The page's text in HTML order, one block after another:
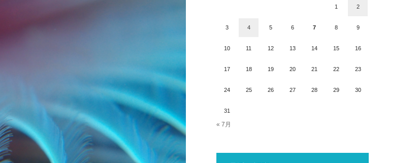
1 2
3 4 5 6 7 8 9
10 11 12 13 14 15 16
17 18 19 20 21 22 23
24 25 26 27 28 29 30
31
« 7月